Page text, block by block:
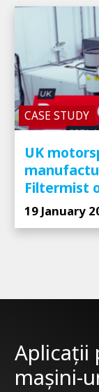
CASE STUDY
UK
Filtermist
19 January
Aplicații
mașini-